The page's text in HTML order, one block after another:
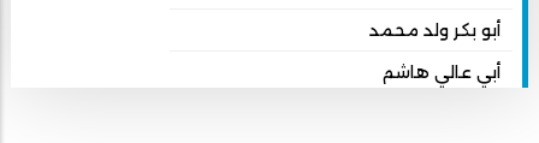
أبو بكر ولد محمد
أبي عالي هاشم